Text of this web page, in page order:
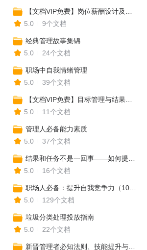
5.0
9个文档
经典管理故事集锦
5.0
24个文档
职场中自我情绪管理
5.0
39个文档
5.0
11个文档
管理人必备能力素质
5.0
37个文档
5.0
16个文档
5.0
129个文档
垃圾分类处理投放指南
5.0
22个文档